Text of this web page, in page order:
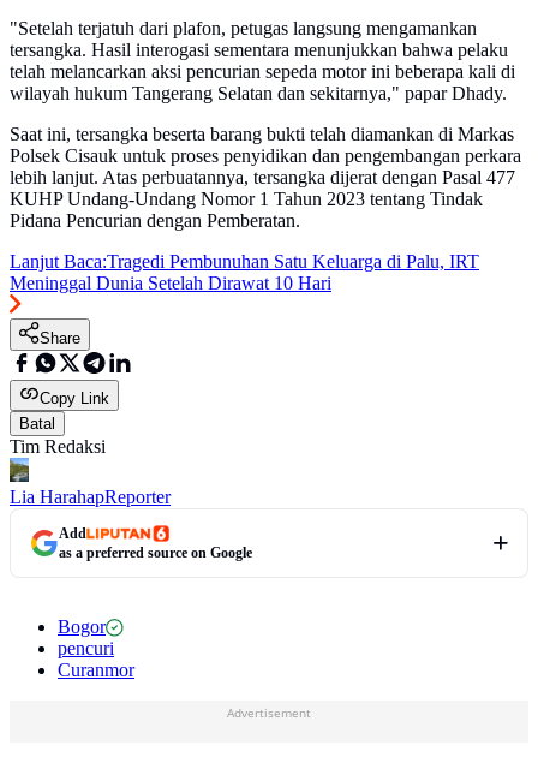
"Setelah terjatuh dari plafon, petugas langsung mengamankan
tersangka. Hasil interogasi sementara menunjukkan bahwa pelaku
telah melancarkan aksi pencurian sepeda motor ini beberapa kali di
wilayah hukum Tangerang Selatan dan sekitarnya," papar Dhady.
Saat ini, tersangka beserta barang bukti telah diamankan di Markas
Polsek Cisauk untuk proses penyidikan dan pengembangan perkara
lebih lanjut. Atas perbuatannya, tersangka dijerat dengan Pasal 477
KUHP Undang-Undang Nomor 1 Tahun 2023 tentang Tindak
Pidana Pencurian dengan Pemberatan.
Lanjut Baca:Tragedi Pembunuhan Satu Keluarga di Palu, IRT
Meninggal Dunia Setelah Dirawat 10 Hari
Share
Copy Link
Batal
Tim Redaksi
Lia HarahapReporter
Add
as a preferred source on Google
Bogor
pencuri
Curanmor
Advertisement